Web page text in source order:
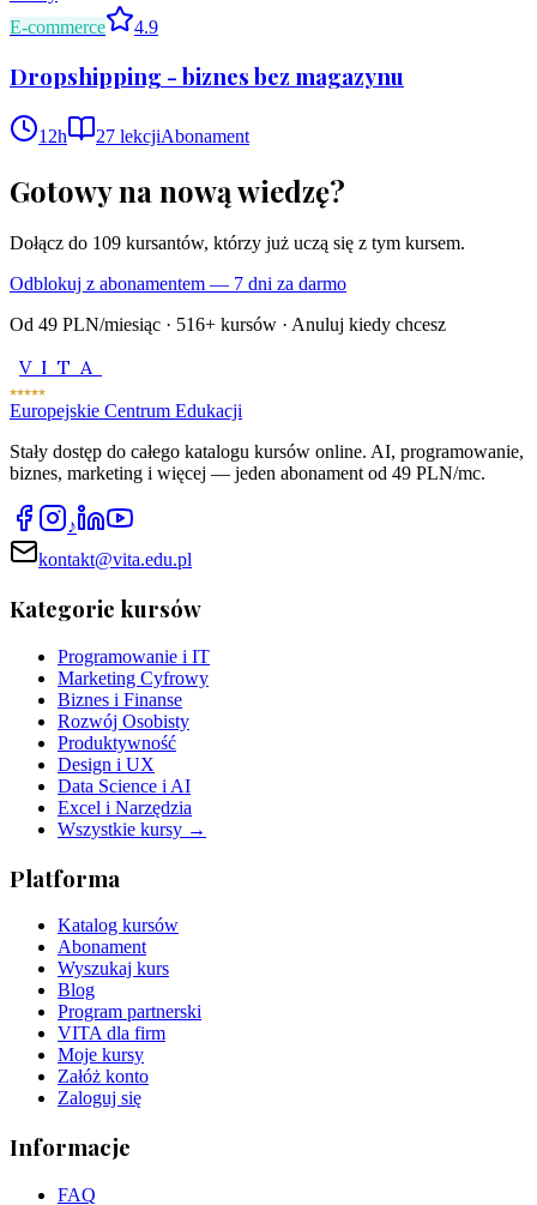
E-commerce
4.9
Dropshipping - biznes bez magazynu
12h 27 lekcjiAbonament
Gotowy na nową wiedzę?
Dołącz do 109 kursantów, którzy już uczą się z tym kursem.
Odblokuj z abonamentem — 7 dni za darmo
Od 49 PLN/miesiąc · 516+ kursów · Anuluj kiedy chcesz
VITA
Europejskie Centrum Edukacji
Stały dostęp do całego katalogu kursów online. AI, programowanie,
biznes, marketing i więcej — jeden abonament od 49 PLN/mc.
♪
kontakt@vita.edu.pl
Kategorie kursów
Programowanie i IT
Marketing Cyfrowy
Biznes i Finanse
Rozwój Osobisty
Produktywność
Design i UX
Data Science i AI
Excel i Narzędzia
Wszystkie kursy →
Platforma
Katalog kursów
Abonament
Wyszukaj kurs
Blog
Program partnerski
VITA dla firm
Moje kursy
Załóż konto
Zaloguj się
Informacje
FAQ